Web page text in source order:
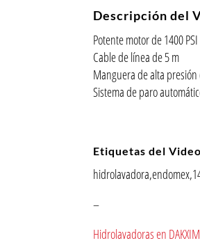
Descripción del
Potente motor de 1400 PSI
Cable de línea de 5 m
Manguera de alta presión
Sistema de paro
Etiquetas del Video
–
Hidrolavadoras en